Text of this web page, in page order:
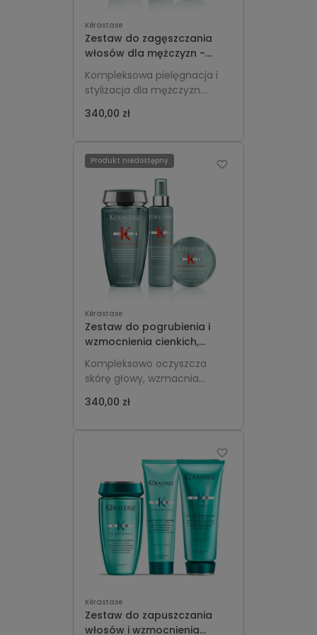
Kérastase
Zestaw do zagęszczania
włosów dla mężczyzn -
Kérastase Genesis Homme
Szampon 250ml + Spray
150ml + Wosk 75ml
Kompleksowa pielęgnacja i
stylizacja dla mężczyzn.
dodaje objętości i gęstości,
340,00 zł
Kérastase
Zestaw do pogrubienia i
wzmocnienia cienkich,
przerzedzających się
włosów u mężczyzn -
Kérastase Genesis Homme
Kompleksowo oczyszcza
skórę głowy, wzmacnia
buduje ich optyczną gęstość,
fryzury i matowe, naturalne
wykończenie przez cały
dzień.
340,00 zł
Produkt niedostępny
Kérastase
Zestaw do zapuszczania
włosów i wzmocnienia